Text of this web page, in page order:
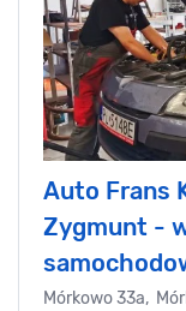
Auto Frans
Zygmunt -
Mórkowo 33a,